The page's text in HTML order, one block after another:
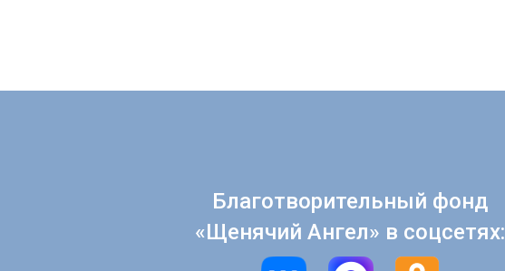
Благотворительный фонд
«Щенячий Ангел» в соцсетях: